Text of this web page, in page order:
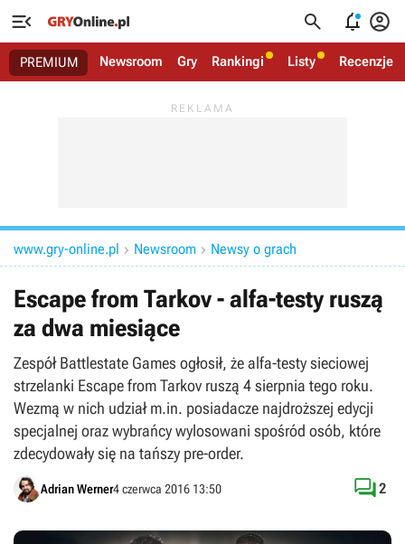
   
PREMIUM Newsroom Gry Rankingi Listy Recenzje
www.gry-online.pl  Newsroom  Newsy o grach
Escape from Tarkov - alfa-testy ruszą
za dwa miesiące
Zespół Battlestate Games ogłosił, że alfa-testy sieciowej
strzelanki Escape from Tarkov ruszą 4 sierpnia tego roku.
Wezmą w nich udział m.in. posiadacze najdroższej edycji
specjalnej oraz wybrańcy wylosowani spośród osób, które
zdecydowały się na tańszy pre-order.
Adrian Werner4 czerwca 2016 13:50 2